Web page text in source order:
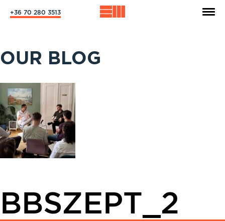
+36 70 280 3513
OUR BLOG
BBSZEPT_2